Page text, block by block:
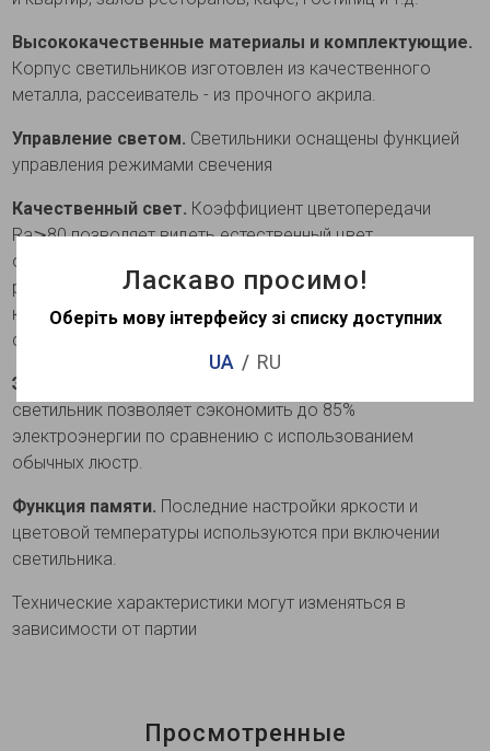
Высококачественные материалы и комплектующие.
Корпус светильников изготовлен из качественного
металла, рассеиватель - из прочного акрила.
Управление светом. Светильники оснащены функцией
управления режимами свечения
Качественный свет. Коэффициент цветопередачи
Ra⩾80 позволяет видеть естественный цвет
освещенных предметов. Благодаря правильному
расположению светодиодов и качественным
компонентам сохраняется однородность свечения
светильника без темных зон.
Экономичность.
светильник позволяет сэкономить до 85%
электроэнергии по сравнению с использованием
обычных люстр.
Функция памяти. Последние настройки яркости и
цветовой температуры используются при включении
светильника.
Технические характеристики могут изменяться в
зависимости от партии
Просмотренные
Ласкаво просимо!
Оберіть мову інтерфейсу зі списку доступних
UA RU